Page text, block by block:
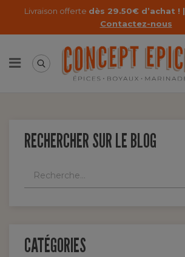
Livraison offerte dès 29.50€ d’achat ! |
Contactez-nous
RECHERCHER SUR LE BLOG
CATÉGORIES